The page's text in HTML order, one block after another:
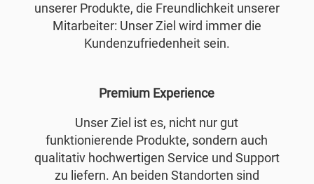
unserer Produkte, die Freundlichkeit unserer
Mitarbeiter: Unser Ziel wird immer die
Kundenzufriedenheit sein.
Premium Experience
Unser Ziel ist es, nicht nur gut
funktionierende Produkte, sondern auch
qualitativ hochwertigen Service und Support
zu liefern. An beiden Standorten sind